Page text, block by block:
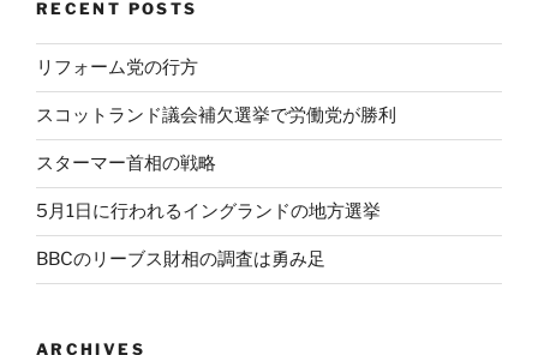
RECENT POSTS
リフォーム党の行方
スコットランド議会補欠選挙で労働党が勝利
スターマー首相の戦略
5月1日に行われるイングランドの地方選挙
BBCのリーブス財相の調査は勇み足
ARCHIVES